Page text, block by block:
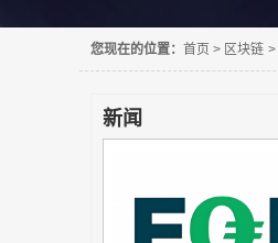
您现在的位置： 首页 > 区块链 >
新闻